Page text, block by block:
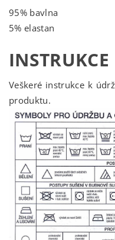
95% bavlna
5% elastan
Veškeré instrukce k
produktu.